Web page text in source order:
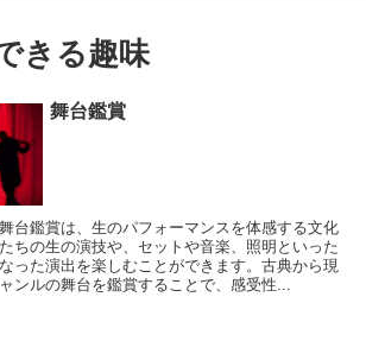
きる趣味
舞台鑑賞
台鑑賞は、生のパフォーマンスを体感する文化
ちの生の演技や、セットや音楽、照明といった
った演出を楽しむことができます。古典から現
ンルの舞台を鑑賞することで、感受性...